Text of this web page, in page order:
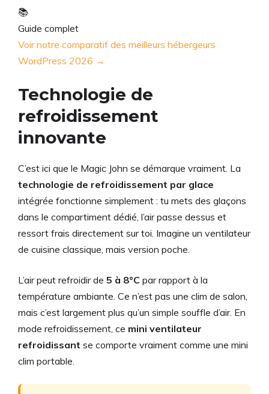
📚
Guide complet
Voir notre comparatif des meilleurs hébergeurs
WordPress 2026 →
Technologie de
refroidissement
innovante
C’est ici que le Magic John se démarque vraiment. La
technologie de refroidissement par glace
intégrée fonctionne simplement : tu mets des glaçons
dans le compartiment dédié, l’air passe dessus et
ressort frais directement sur toi. Imagine un ventilateur
de cuisine classique, mais version poche.
L’air peut refroidir de 5 à 8°C par rapport à la
température ambiante. Ce n’est pas une clim de salon,
mais c’est largement plus qu’un simple souffle d’air. En
mode refroidissement, ce mini ventilateur
refroidissant se comporte vraiment comme une mini
clim portable.